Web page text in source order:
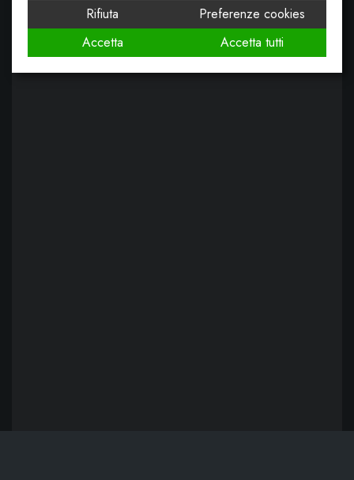
Rifiuta
Preferenze cookies
Accetta
Accetta tutti